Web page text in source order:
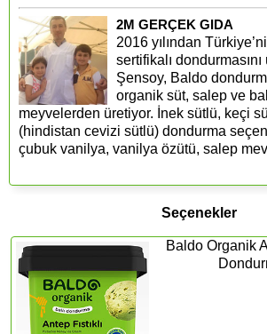
2M GERÇEK GIDA
2016 yılından
sertifikalı
Şensoy, Baldo
organik süt, salep ve
meyvelerden üretiyor. İnek sütlü, keçi
(hindistan cevizi sütlü) dondurma
çubuk vanilya, vanilya özütü, salep
Seçenekler
Baldo Organik